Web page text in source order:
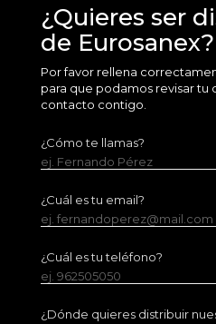
¿Quieres ser
de Eurosanex?
Por favor rellena
para que podamos revisar tu
contacto contigo.
¿Cómo te llamas?
ej. Fernando Pérez
¿Cuál es tu email?
ej. fernandoperez@mail.com
¿Cuál es tu teléfono?
ej. 962505050
¿Dónde quieres distribuir